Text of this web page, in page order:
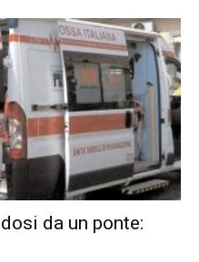
da un ponte: